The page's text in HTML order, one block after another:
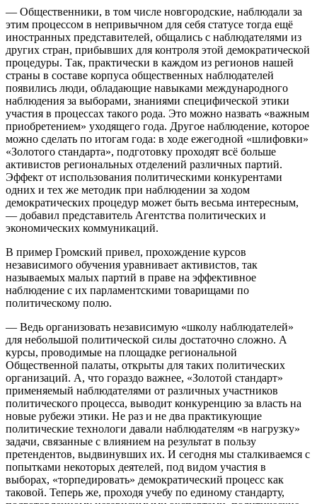
— Общественники, в том числе новгородские, наблюдали за
этим процессом в непривычном для себя статусе тогда ещё
иностранных представителей, общались с наблюдателями из
других стран, прибывших для контроля этой демократической
процедуры. Так, практически в каждом из регионов нашей
страны в составе корпуса общественных наблюдателей
появились люди, обладающие навыками международного
наблюдения за выборами, знаниями специфической этики
участия в процессах такого рода. Это можно назвать «важным
приобретением» уходящего года. Другое наблюдение, которое
можно сделать по итогам года: в ходе ежегодной «шлифовки»
«Золотого стандарта», подготовку проходят всё больше
активистов региональных отделений различных партий.
Эффект от использования политическими конкурентами
одних и тех же методик при наблюдении за ходом
демократических процедур может быть весьма интересным,
— добавил представитель Агентства политических и
экономических коммуникаций.
В пример Громский привел, прохождение курсов
независимого обучения уравнивает активистов, так
называемых малых партий в праве на эффективное
наблюдение с их парламентскими товарищами по
политическому полю.
— Ведь организовать независимую «школу наблюдателей»
для небольшой политической силы достаточно сложно. А
курсы, проводимые на площадке региональной
Общественной палаты, открыты для таких политических
организаций. А, что гораздо важнее, «Золотой стандарт»
применяемый наблюдателями от различных участников
политического процесса, выводит конкуренцию за власть на
новые рубежи этики. Не раз и не два практикующие
политические технологи давали наблюдателям «в нагрузку»
задачи, связанные с влиянием на результат в пользу
претендентов, выдвинувших их. И сегодня мы сталкиваемся с
попытками некоторых деятелей, под видом участия в
выборах, «торпедировать» демократический процесс как
таковой. Теперь же, проходя учебу по единому стандарту,